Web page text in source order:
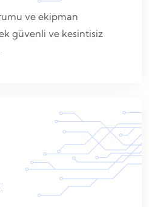
ve ekipman
güvenli ve kesintisiz